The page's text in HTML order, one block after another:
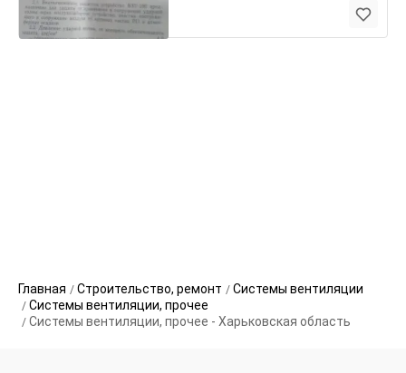
Главная Строительство, ремонт
Системы вентиляции
Системы вентиляции, прочее
Системы вентиляции, прочее - Харьковская область